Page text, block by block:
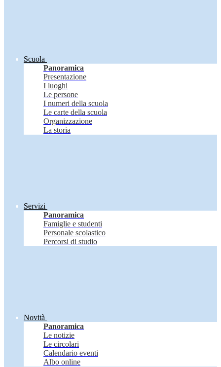
Scuola
Panoramica
Presentazione
I luoghi
Le persone
I numeri della scuola
Le carte della scuola
Organizzazione
La storia
Servizi
Panoramica
Famiglie e studenti
Personale scolastico
Percorsi di studio
Novità
Panoramica
Le notizie
Le circolari
Calendario eventi
Albo online